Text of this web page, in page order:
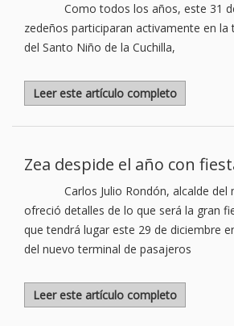
Como todos los años, este 31
zedeños participaran activamente en la
del Santo Niño de la Cuchilla,
Leer este artículo completo
Zea despide el año con
Carlos Julio Rondón, alcalde del
ofreció detalles de lo que será la gran
que tendrá lugar este 29 de diciembre
del nuevo terminal de pasajeros
Leer este artículo completo